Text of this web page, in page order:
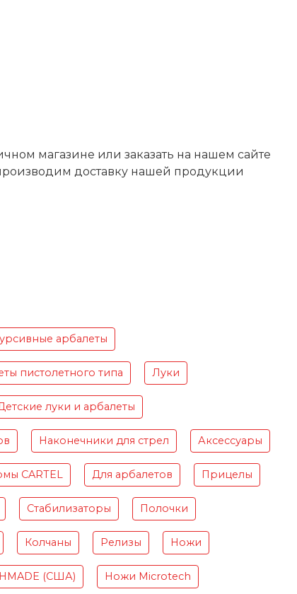
магазине или заказать на нашем сайте
доставку нашей продукции
арбалеты
пистолетного типа Луки
луки и арбалеты
Наконечники для стрел Аксессуары
CARTEL Для арбалетов Прицелы
Стабилизаторы Полочки
Колчаны Релизы Ножи
(США) Ножи Microtech